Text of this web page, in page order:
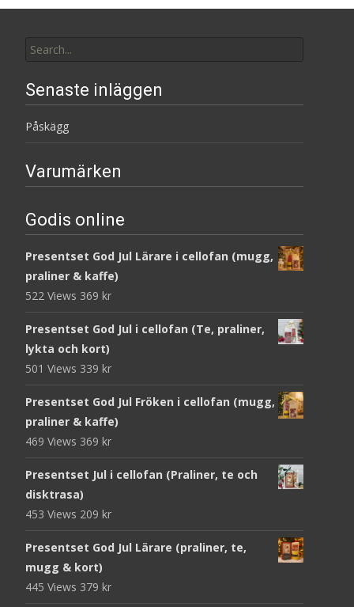
for:
Senaste inläggen
Påskägg
Varumärken
Godis online
Presentset God Jul Lärare i cellofan (mugg,
praliner & kaffe)
522 Views 369 kr
Presentset God Jul i cellofan (Te, praliner,
lykta och kort)
501 Views 339 kr
Presentset God Jul Fröken i cellofan (mugg,
praliner & kaffe)
469 Views 369 kr
Presentset Jul i cellofan (Praliner, te och
disktrasa)
453 Views 209 kr
Presentset God Jul Lärare (praliner, te,
mugg & kort)
445 Views 379 kr